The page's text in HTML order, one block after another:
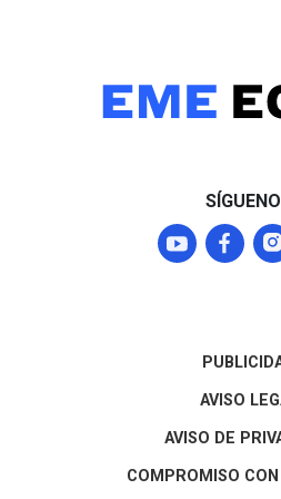
negociaciones para
normalizar los envíos que
AVISO
AVISO DE
COMPROMISO